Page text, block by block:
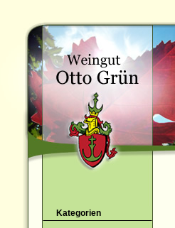
Kategorien